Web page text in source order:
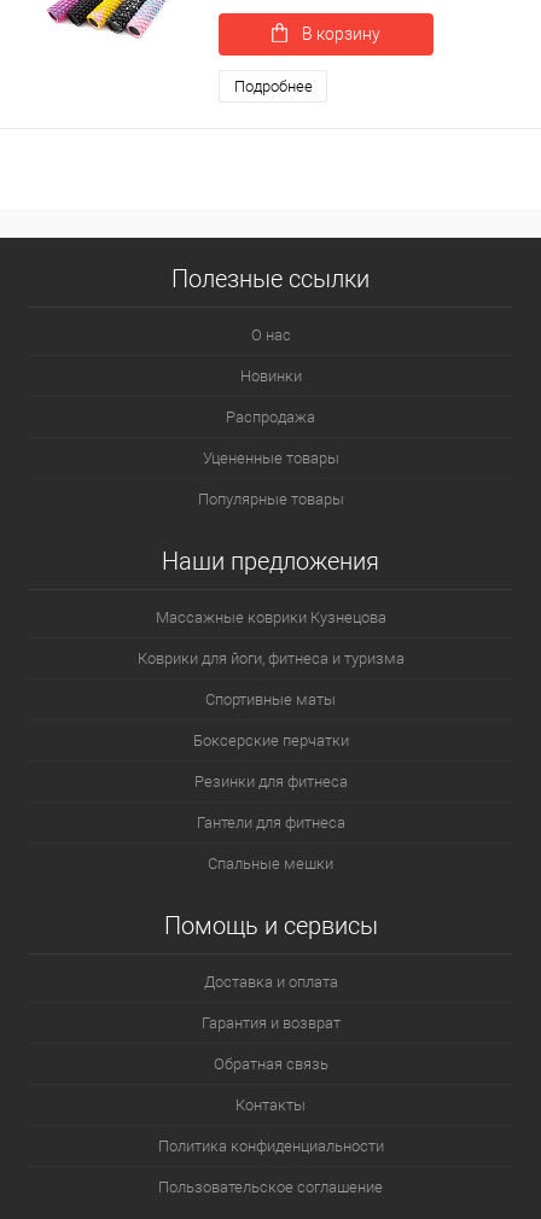
В корзину
Подробнее
Полезные ссылки
О нас
Новинки
Распродажа
Уцененные товары
Популярные товары
Наши предложения
Массажные коврики Кузнецова
Коврики для йоги, фитнеса и туризма
Спортивные маты
Боксерские перчатки
Резинки для фитнеса
Гантели для фитнеса
Спальные мешки
Помощь и сервисы
Доставка и оплата
Гарантия и возврат
Обратная связь
Контакты
Политика конфиденциальности
Пользовательское соглашение